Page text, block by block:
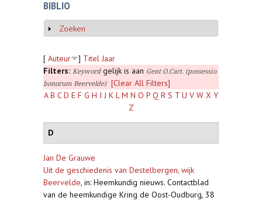
BIBLIO
Weergeven
Zoeken
[ Auteur ] Titel Jaar
Filters: Keywordgelijk is aan Gent O.Cart. (possessio
bonorum Beervelde)
[Clear All Filters]
A B C D E F G H I J K L M N O P Q R S T U V W X Y
Z
D
Jan De Grauwe
Uit de geschiedenis van Destelbergen, wijk
Beervelde, in: Heemkundig nieuws. Contactblad
van de heemkundige Kring de Oost-Oudburg, 38